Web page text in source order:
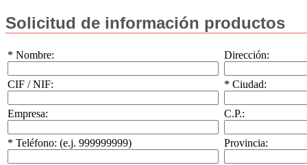
Solicitud de información productos
* Nombre: Dirección:
CIF / NIF: * Ciudad:
Empresa: C.P.:
* Teléfono: (e.j. 999999999) Provincia: